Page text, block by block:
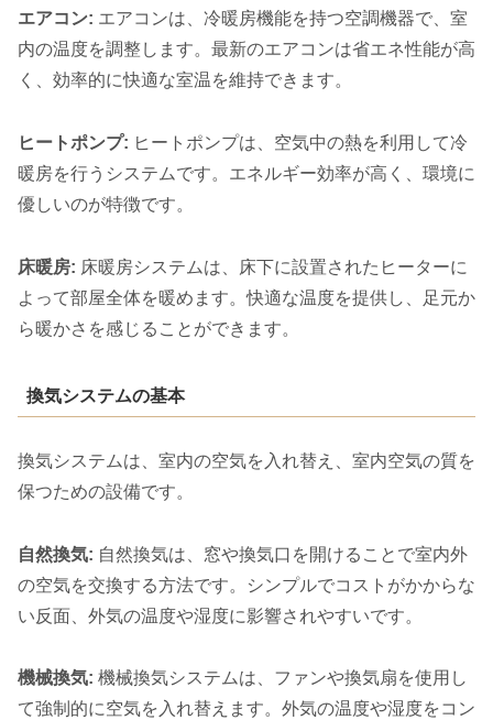
エアコン: エアコンは、冷暖房機能を持つ空調機器で、室
内の温度を調整します。最新のエアコンは省エネ性能が高
く、効率的に快適な室温を維持できます。
ヒートポンプ: ヒートポンプは、空気中の熱を利用して冷
暖房を行うシステムです。エネルギー効率が高く、環境に
優しいのが特徴です。
床暖房: 床暖房システムは、床下に設置されたヒーターに
よって部屋全体を暖めます。快適な温度を提供し、足元か
ら暖かさを感じることができます。
換気システムの基本
換気システムは、室内の空気を入れ替え、室内空気の質を
保つための設備です。
自然換気: 自然換気は、窓や換気口を開けることで室内外
の空気を交換する方法です。シンプルでコストがかからな
い反面、外気の温度や湿度に影響されやすいです。
機械換気: 機械換気システムは、ファンや換気扇を使用し
て強制的に空気を入れ替えます。外気の温度や湿度をコン